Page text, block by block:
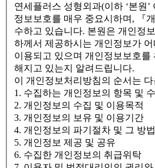
연세플러스 성형외과(이하 ‘본원
정보보호를 매우 중요시하며, 『
수하고 있습니다. 본원은 개인정
하께서 제공하시는 개인정보가
이용되고 있으며 개인정보보호를
해지고 있는지 알려드립니다.
이 개인정보처리방침의 순서는
1. 수집하는 개인정보의 항목 및
2. 개인정보의 수집 및 이용목적
3. 개인정보의 보유 및 이용기간
4. 개인정보의 파기절차 및 그 방법
5. 개인정보 제공 및 공유
6. 수집한 개인정보의 취급위탁